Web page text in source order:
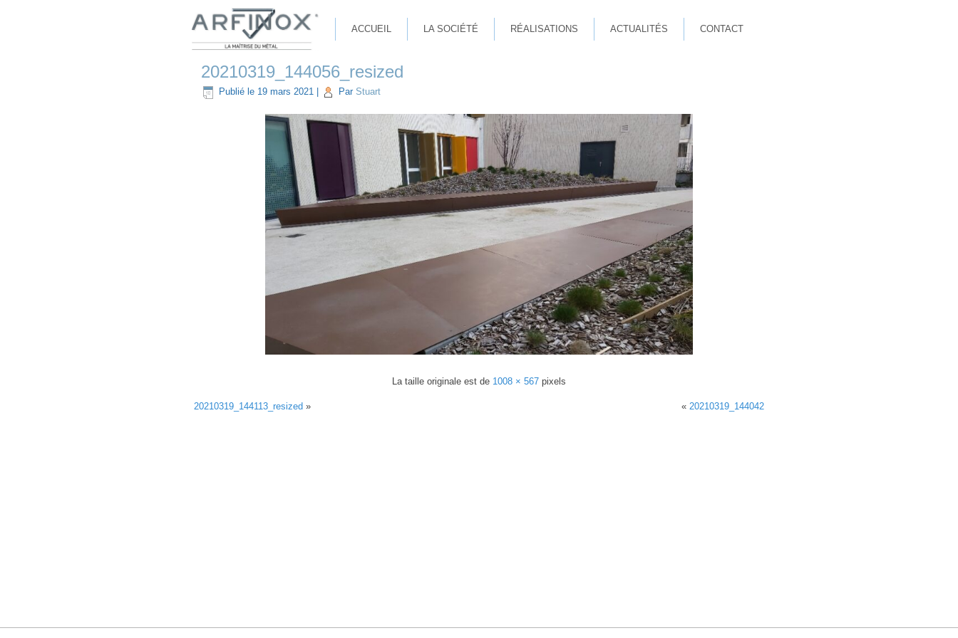
ACCUEIL LA SOCIÉTÉ RÉALISATIONS ACTUALITÉS CONTACT
20210319_144056_resized
Publié le 19 mars 2021 Par Stuart
La taille originale est de 1008 × 567 pixels
20210319_144113_resized » « 20210319_144042